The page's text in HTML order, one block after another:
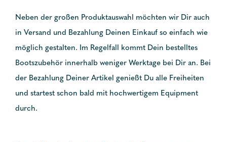
Neben der großen Produktauswahl möchten wir Dir auch
in Versand und Bezahlung Deinen Einkauf so einfach wie
möglich gestalten. Im Regelfall kommt Dein bestelltes
Bootszubehör innerhalb weniger Werktage bei Dir an. Bei
der Bezahlung Deiner Artikel genießt Du alle Freiheiten
und startest schon bald mit hochwertigem Equipment
durch.